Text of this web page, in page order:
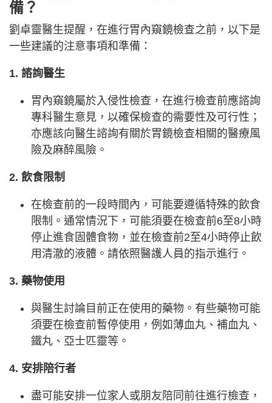
備？
劉卓靈醫生提醒，在進行胃內窺鏡檢查之前，以下是
一些建議的注意事項和準備：
1. 諮詢醫生
胃內窺鏡屬於入侵性檢查，在進行檢查前應諮詢
專科醫生意見，以確保檢查的需要性及可行性；
亦應該向醫生諮詢有關於胃鏡檢查相關的醫療風
險及麻醉風險。
2. 飲食限制
在檢查前的一段時間內，可能要遵循特殊的飲食
限制。通常情況下，可能須要在檢查前6至8小時
停止進食固體食物，並在檢查前2至4小時停止飲
用清澈的液體。請依照醫護人員的指示進行。
3. 藥物使用
與醫生討論目前正在使用的藥物。有些藥物可能
須要在檢查前暫停使用，例如薄血丸、補血丸、
鐵丸、亞士匹靈等。
4. 安排陪行者
盡可能安排一位家人或朋友陪同前往進行檢查，